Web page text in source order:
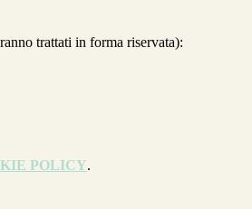
trattati in forma riservata):
POLICY.